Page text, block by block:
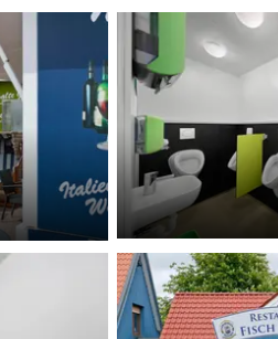
Sanitäranlagen